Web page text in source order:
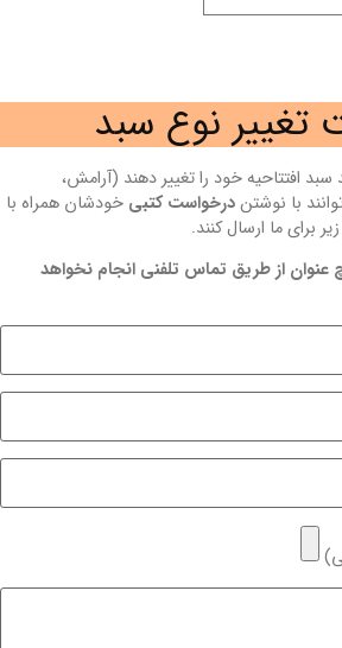
تغییر نوع سبد
سبد افتتاحیه خود را تغییر دهند (آرامش،
با نوشتندرخواست کتبی خودشان همراه با
برای ما ارسال کنند.
عنوان از طریق تماس تلفنی انجام نخواهد